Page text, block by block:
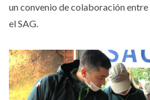
un convenio de colaboración entre
el SAG.